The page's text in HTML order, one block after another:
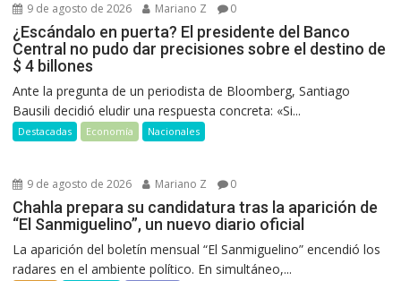
9 de agosto de 2026 Mariano Z 0
¿Escándalo en puerta? El presidente del Banco
Central no pudo dar precisiones sobre el destino de
$ 4 billones
Ante la pregunta de un periodista de Bloomberg, Santiago
Bausili decidió eludir una respuesta concreta: «Si...
Destacadas Economía Nacionales
9 de agosto de 2026 Mariano Z 0
Chahla prepara su candidatura tras la aparición de
“El Sanmiguelino”, un nuevo diario oficial
La aparición del boletín mensual “El Sanmiguelino” encendió los
radares en el ambiente político. En simultáneo,...